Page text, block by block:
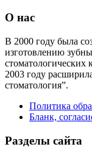
О нас
В 2000 году была
изготовлению
2003 году
стоматология”.
Политика
Бланк,
Разделы сайта